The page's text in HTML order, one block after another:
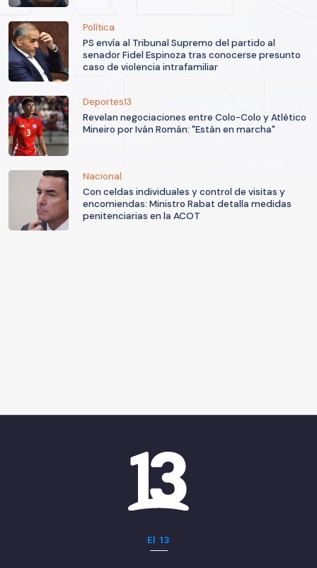
Política
PS envía al Tribunal Supremo del partido al
senador Fidel Espinoza tras conocerse presunto
caso de violencia intrafamiliar
Deportes13
Revelan negociaciones entre Colo-Colo y Atlético
Mineiro por Iván Román: "Están en marcha"
Nacional
Con celdas individuales y control de visitas y
encomiendas: Ministro Rabat detalla medidas
penitenciarias en la ACOT
El 13